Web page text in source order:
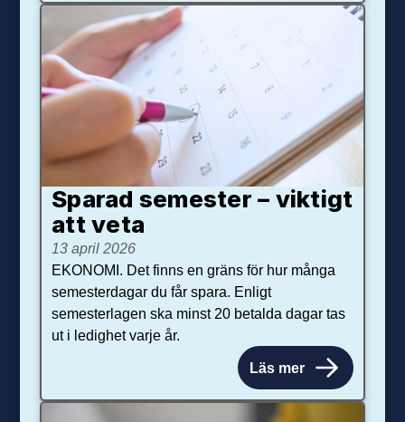
Sparad semester – viktigt
att veta
13 april 2026
EKONOMI. Det finns en gräns för hur många
semesterdagar du får spara. Enligt
semesterlagen ska minst 20 betalda dagar tas
ut i ledighet varje år.
Läs mer